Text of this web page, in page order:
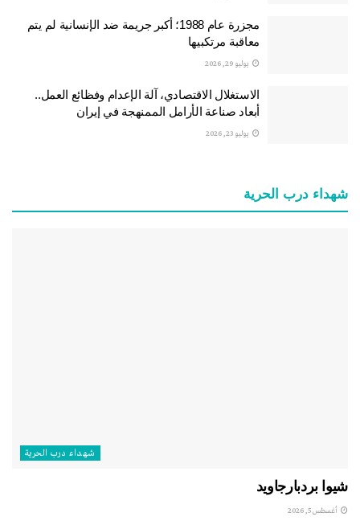
مجزرة عام 1988؛ أكبر جريمة ضد الإنسانية لم يتم
معاقبة مرتكبيها
يوليو 29, 2026
الاستغلال الاقتصادي، آلة الإعدام وفظائع العمل..
أبعاد صناعة الأرامل الممنهجة في إيران
يوليو 23, 2026
شهداء درب الحرية
شهداء درب الحرية
شيوا بردبارجاويد
أغسطس 5, 2026